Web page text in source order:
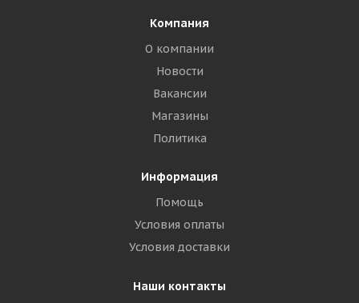
Компания
О компании
Новости
Вакансии
Магазины
Политика
Информация
Помощь
Условия оплаты
Условия доставки
Наши контакты